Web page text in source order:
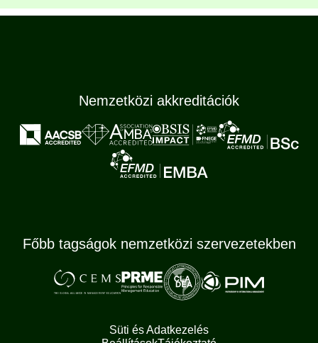
Nemzetközi akkreditációk
Főbb tagságok nemzetközi szervezetekben
Süti és Adatkezelés